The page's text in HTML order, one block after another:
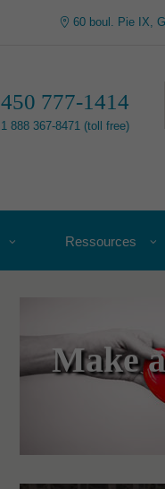
60 boul. Pie IX,
450 777-1414
1 888 367-8471 (toll free)
Ressources
Make